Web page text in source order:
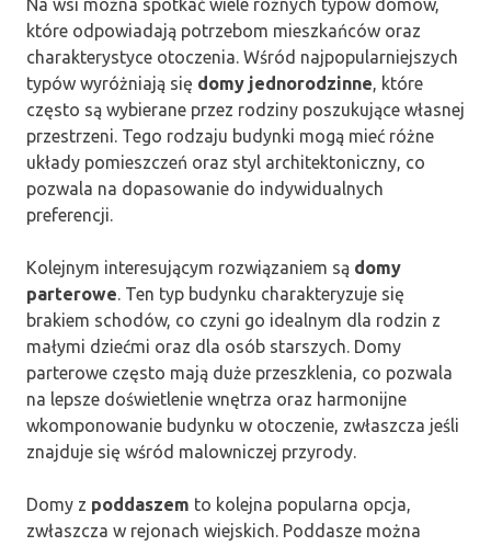
Na wsi można spotkać wiele różnych typów domów,
które odpowiadają potrzebom mieszkańców oraz
charakterystyce otoczenia. Wśród najpopularniejszych
typów wyróżniają się domy jednorodzinne, które
często są wybierane przez rodziny poszukujące własnej
przestrzeni. Tego rodzaju budynki mogą mieć różne
układy pomieszczeń oraz styl architektoniczny, co
pozwala na dopasowanie do indywidualnych
preferencji.
Kolejnym interesującym rozwiązaniem są domy
parterowe. Ten typ budynku charakteryzuje się
brakiem schodów, co czyni go idealnym dla rodzin z
małymi dziećmi oraz dla osób starszych. Domy
parterowe często mają duże przeszklenia, co pozwala
na lepsze doświetlenie wnętrza oraz harmonijne
wkomponowanie budynku w otoczenie, zwłaszcza jeśli
znajduje się wśród malowniczej przyrody.
Domy z poddaszem to kolejna popularna opcja,
zwłaszcza w rejonach wiejskich. Poddasze można